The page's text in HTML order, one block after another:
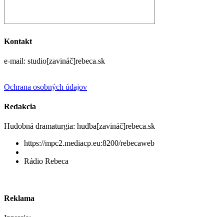
Kontakt
e-mail: studio[zavináč]rebeca.sk
Ochrana osobných údajov
Redakcia
Hudobná dramaturgia: hudba[zavináč]rebeca.sk
https://mpc2.mediacp.eu:8200/rebecaweb
Rádio Rebeca
Reklama